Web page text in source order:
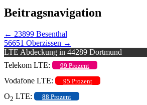
Beitragsnavigation
← 23899 Besenthal
56651 Oberzissen →
LTE Abdeckung in 44289 Dortmund
Telekom LTE:
99 Prozent
Vodafone LTE: 95 Prozent
O2 LTE: 88 Prozent